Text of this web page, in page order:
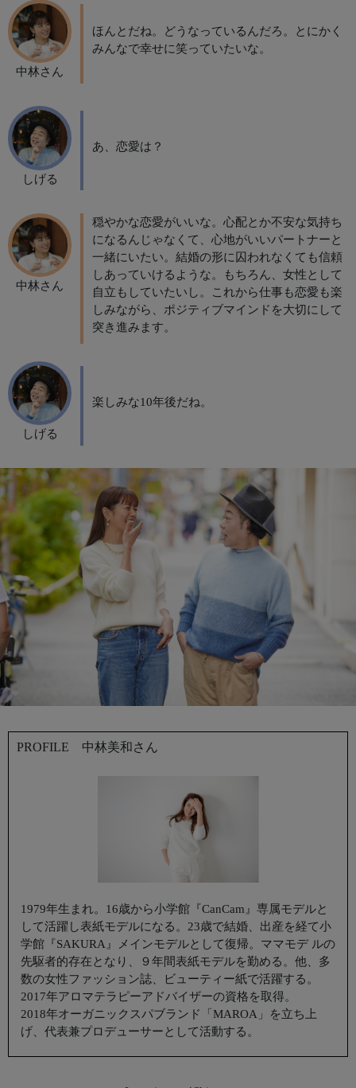
中林さん
ほんとだね。どうなっているんだろ。とにかく
みんなで幸せに笑っていたいな。
しげる
あ、恋愛は？
中林さん
穏やかな恋愛がいいな。心配とか不安な気持ち
になるんじゃなくて、心地がいいパートナーと
一緒にいたい。結婚の形に囚われなくても信頼
しあっていけるような。もちろん、女性として
自立もしていたいし。これから仕事も恋愛も楽
しみながら、ポジティブマインドを大切にして
突き進みます。
しげる
楽しみな10年後だね。
PROFILE 中林美和さん
1979年生まれ。16歳から小学館『CanCam』専属モデルと
して活躍し表紙モデルになる。23歳で結婚、出産を経て小
学館『SAKURA』メインモデルとして復帰。ママモデ ルの
先駆者的存在となり、９年間表紙モデルを勤める。他、多
数の女性ファッション誌、ビューティー紙で活躍する。
2017年アロマテラピーアドバイザーの資格を取得。
2018年オーガニックスパブランド「MAROA」を立ち上
げ、代表兼プロデューサーとして活動する。